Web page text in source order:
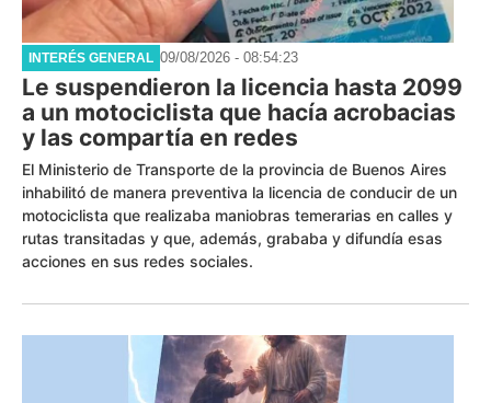
INTERÉS GENERAL 09/08/2026 - 08:54:23
Le suspendieron la licencia hasta 2099
a un motociclista que hacía acrobacias
y las compartía en redes
El Ministerio de Transporte de la provincia de Buenos Aires
inhabilitó de manera preventiva la licencia de conducir de un
motociclista que realizaba maniobras temerarias en calles y
rutas transitadas y que, además, grababa y difundía esas
acciones en sus redes sociales.